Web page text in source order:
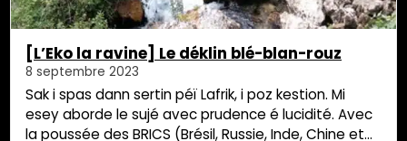
[L’Eko la ravine] Le déklin blé-blan-rouz
8 septembre 2023
Sak i spas dann sertin péï Lafrik, i poz kestion. Mi
esey aborde le sujé avec prudence é lucidité. Avec
la poussée des BRICS (Brésil, Russie, Inde, Chine et